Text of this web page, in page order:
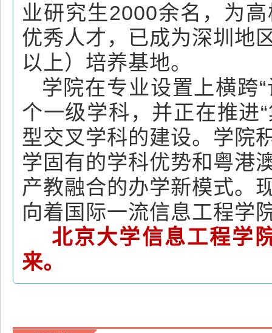
业研究生2000余名，为
优秀人才，已成为深圳地
以上）培养基地。
学院在专业设置上横跨“
个一级学科，并正在推进
型交叉学科的建设。学院
学固有的学科优势和粤港
产教融合的办学新模式。
向着国际一流信息工程学
北京大学信息工程学
来。